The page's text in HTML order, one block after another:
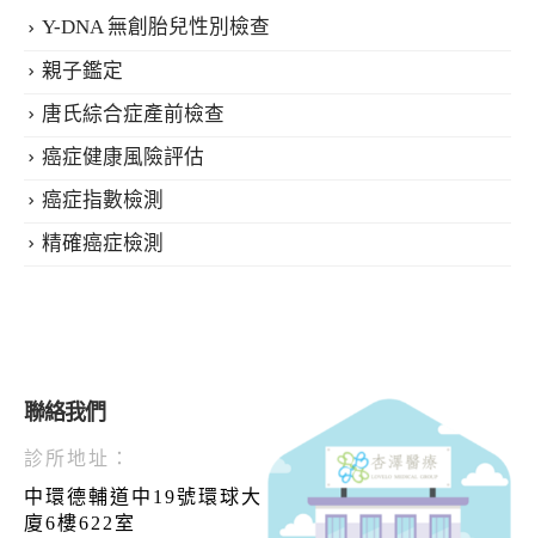
Y-DNA 無創胎兒性別檢查
親子鑑定
唐氏綜合症產前檢查
癌症健康風險評估
癌症指數檢測
精確癌症檢測
聯絡我們
診所地址：
中環德輔道中19號環球大
廈6樓622室